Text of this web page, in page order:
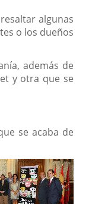
algunas
o los dueños
además de
y otra que se
se acaba de